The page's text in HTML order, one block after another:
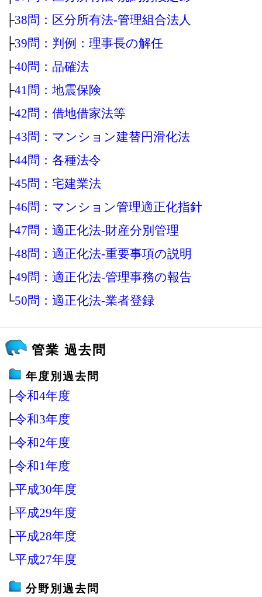
├38問：区分所有法‐管理組合法人
├39問：判例：理事長の解任
├40問：品確法
├41問：地震保険
├42問：借地借家法等
├43問：マンション建替円滑化法
├44問：各種法令
├45問：宅建業法
├46問：マンション管理適正化指針
├47問：適正化法‐財産分別管理
├48問：適正化法‐重要事項の説明
├49問：適正化法‐管理事務の報告
└50問：適正化法‐業者登録
管業 過去問
年度別過去問
├令和4年度
├令和3年度
├令和2年度
├令和1年度
├平成30年度
├平成29年度
├平成28年度
└平成27年度
分野別過去問